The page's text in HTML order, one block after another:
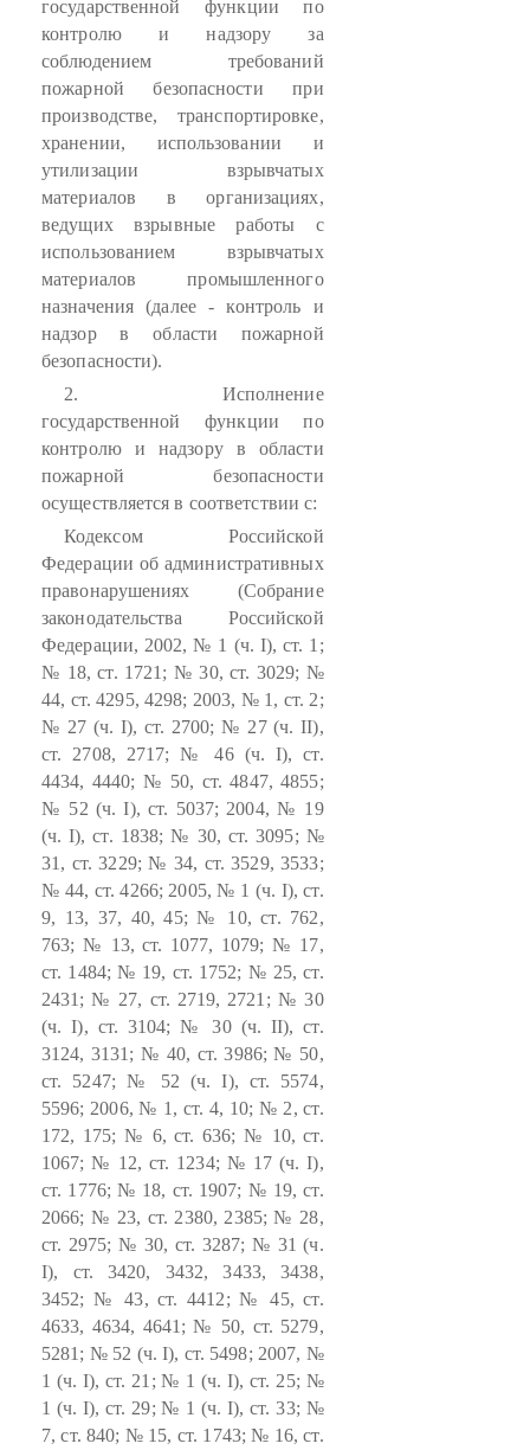
государственной функции по
контролю и надзору за
соблюдением требований
пожарной безопасности при
производстве, транспортировке,
хранении, использовании и
утилизации взрывчатых
материалов в организациях,
ведущих взрывные работы с
использованием взрывчатых
материалов промышленного
назначения (далее - контроль и
надзор в области пожарной
безопасности).
2. Исполнение
государственной функции по
контролю и надзору в области
пожарной безопасности
осуществляется в соответствии с:
Кодексом Российской
Федерации об административных
правонарушениях (Собрание
законодательства Российской
Федерации, 2002, № 1 (ч. I), ст. 1;
№ 18, ст. 1721; № 30, ст. 3029; №
44, ст. 4295, 4298; 2003, № 1, ст. 2;
№ 27 (ч. I), ст. 2700; № 27 (ч. II),
ст. 2708, 2717; № 46 (ч. I), ст.
4434, 4440; № 50, ст. 4847, 4855;
№ 52 (ч. I), ст. 5037; 2004, № 19
(ч. I), ст. 1838; № 30, ст. 3095; №
31, ст. 3229; № 34, ст. 3529, 3533;
№ 44, ст. 4266; 2005, № 1 (ч. I), ст.
9, 13, 37, 40, 45; № 10, ст. 762,
763; № 13, ст. 1077, 1079; № 17,
ст. 1484; № 19, ст. 1752; № 25, ст.
2431; № 27, ст. 2719, 2721; № 30
(ч. I), ст. 3104; № 30 (ч. II), ст.
3124, 3131; № 40, ст. 3986; № 50,
ст. 5247; № 52 (ч. I), ст. 5574,
5596; 2006, № 1, ст. 4, 10; № 2, ст.
172, 175; № 6, ст. 636; № 10, ст.
1067; № 12, ст. 1234; № 17 (ч. I),
ст. 1776; № 18, ст. 1907; № 19, ст.
2066; № 23, ст. 2380, 2385; № 28,
ст. 2975; № 30, ст. 3287; № 31 (ч.
I), ст. 3420, 3432, 3433, 3438,
3452; № 43, ст. 4412; № 45, ст.
4633, 4634, 4641; № 50, ст. 5279,
5281; № 52 (ч. I), ст. 5498; 2007, №
1 (ч. I), ст. 21; № 1 (ч. I), ст. 25; №
1 (ч. I), ст. 29; № 1 (ч. I), ст. 33; №
7, ст. 840; № 15, ст. 1743; № 16, ст.